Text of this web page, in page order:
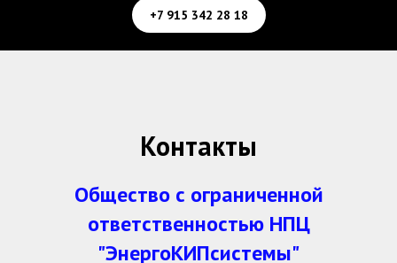
+7 915 342 28 18
Контакты
Общество с ограниченной
ответственностью НПЦ
"ЭнергоКИПсистемы"